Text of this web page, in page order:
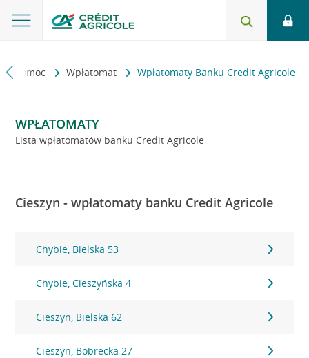
i pomoc Wpłatomat Wpłatomaty Banku Credit Agricole
WPŁATOMATY
Lista wpłatomatów banku Credit Agricole
Cieszyn - wpłatomaty banku Credit Agricole
Chybie, Bielska 53
Chybie, Cieszyńska 4
Cieszyn, Bielska 62
Cieszyn, Bobrecka 27